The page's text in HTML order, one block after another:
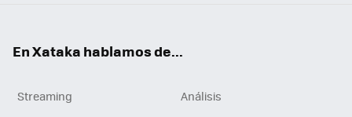
En Xataka hablamos de...
Streaming
Análisis